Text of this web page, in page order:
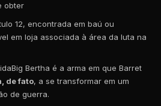
obter
12, encontrada em baú ou
em loja associada à área da luta na
Bertha é a arma em que Barret
de fato, a se transformar em um
de guerra.